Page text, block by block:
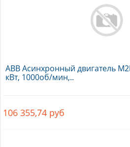
ABB Асинхронный двигатель
кВт, 1000об/мин,..
106 355,74 руб